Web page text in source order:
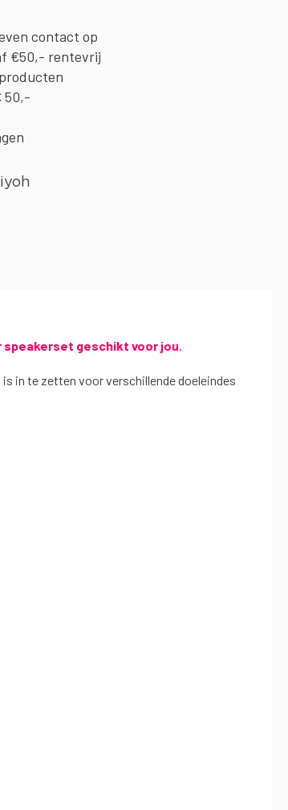
contact op
€50,- rentevrij
50,-
speakerset geschikt voor jou.
in te zetten voor verschillende doeleindes